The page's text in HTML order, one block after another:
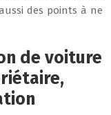
des points à ne
de voiture